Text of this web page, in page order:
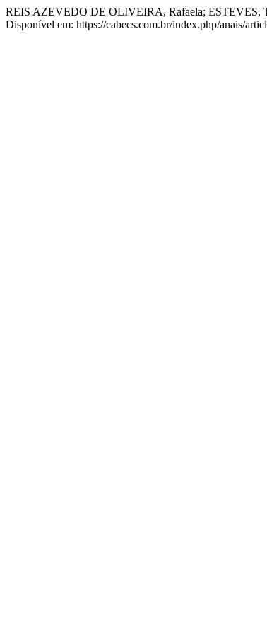
REIS AZEVEDO DE OLIVEIRA, Rafaela; ESTEVES,
Disponível em: https://cabecs.com.br/index.php/anais/